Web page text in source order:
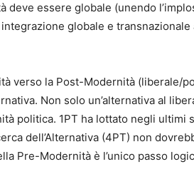
essere globale (unendo
globale e
verso la Post-Modernità (liberale/
Non solo un’alternativa al
politica. 1PT ha lottato negli
dell’Alternativa (4PT) non
Pre-Modernità è l’unico passo